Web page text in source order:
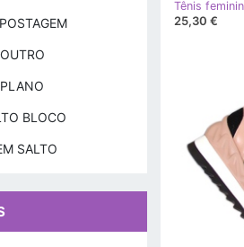
25,30 €
OUTRO
PLANO
BLOCO
SALTO